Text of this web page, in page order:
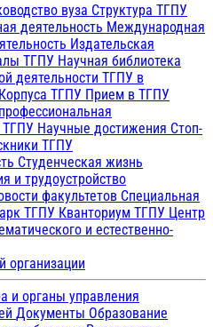
вуза Структура ТГПУ
деятельность Международная
Издательская
ТГПУ Научная библиотека
деятельности ТГПУ в
Корпуса ТГПУ Прием в ТГПУ
ТГПУ Научные достижения Стоп-
ТГПУ
Студенческая жизнь
и трудоустройство
факультетов Специальная
ТГПУ Кванториум ТГПУ Центр
и естественно-
организации
и органы управления
Документы Образование